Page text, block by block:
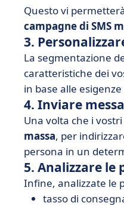
Questo vi
campagne di SMS
3.
La segmentazione
caratteristiche dei
in base alle
4. Inviare
Una volta che i
massa, per
persona in un
5. Analizzare le
Infine, analizzate le
tasso di